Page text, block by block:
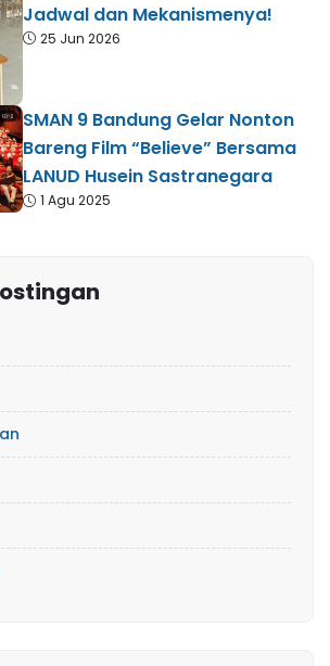
Jadwal dan Mekanismenya!
25 Jun 2026
SMAN 9 Bandung Gelar Nonton
Bareng Film “Believe” Bersama
LANUD Husein Sastranegara
1 Agu 2025